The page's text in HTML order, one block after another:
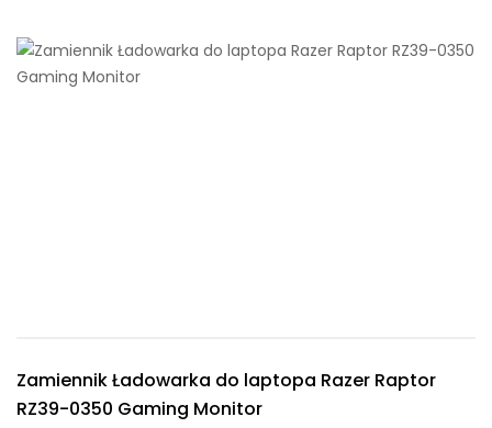
Zamiennik Ładowarka do laptopa Razer Raptor
RZ39-0350 Gaming Monitor